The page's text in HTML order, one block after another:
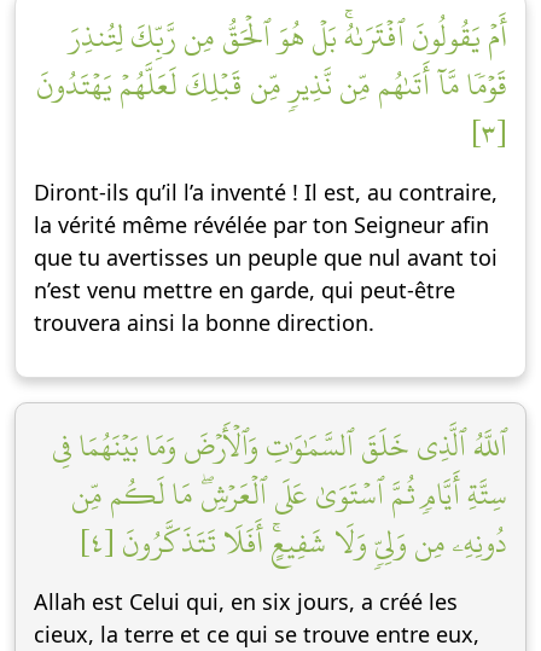
أَمۡ يَقُولُونَ ٱفۡتَرَىٰهُۚ بَلۡ هُوَ ٱلۡحَقُّ مِن رَّبِّكَ لِتُنذِرَ
قَوۡمٗا مَّآ أَتَىٰهُم مِّن نَّذِيرٖ مِّن قَبۡلِكَ لَعَلَّهُمۡ يَهۡتَدُونَ
[٣]
Diront-ils qu’il l’a inventé ! Il est, au contraire,
la vérité même révélée par ton Seigneur afin
que tu avertisses un peuple que nul avant toi
n’est venu mettre en garde, qui peut-être
trouvera ainsi la bonne direction.
ٱللَّهُ ٱلَّذِي خَلَقَ ٱلسَّمَٰوَٰتِ وَٱلۡأَرۡضَ وَمَا بَيۡنَهُمَا فِي
سِتَّةِ أَيَّامٖ ثُمَّ ٱسۡتَوَىٰ عَلَى ٱلۡعَرۡشِۖ مَا لَكُم مِّن
دُونِهِۦ مِن وَلِيّٖ وَلَا شَفِيعٍۚ أَفَلَا تَتَذَكَّرُونَ [٤]
Allah est Celui qui, en six jours, a créé les
cieux, la terre et ce qui se trouve entre eux,